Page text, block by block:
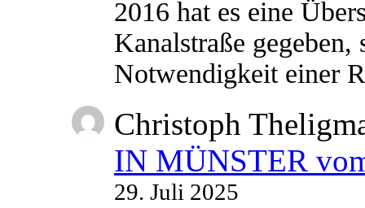
2016 hat es eine
Kanalstraße
Notwendigkeit einer
Christoph
IN MÜNSTER
29. Juli 2025